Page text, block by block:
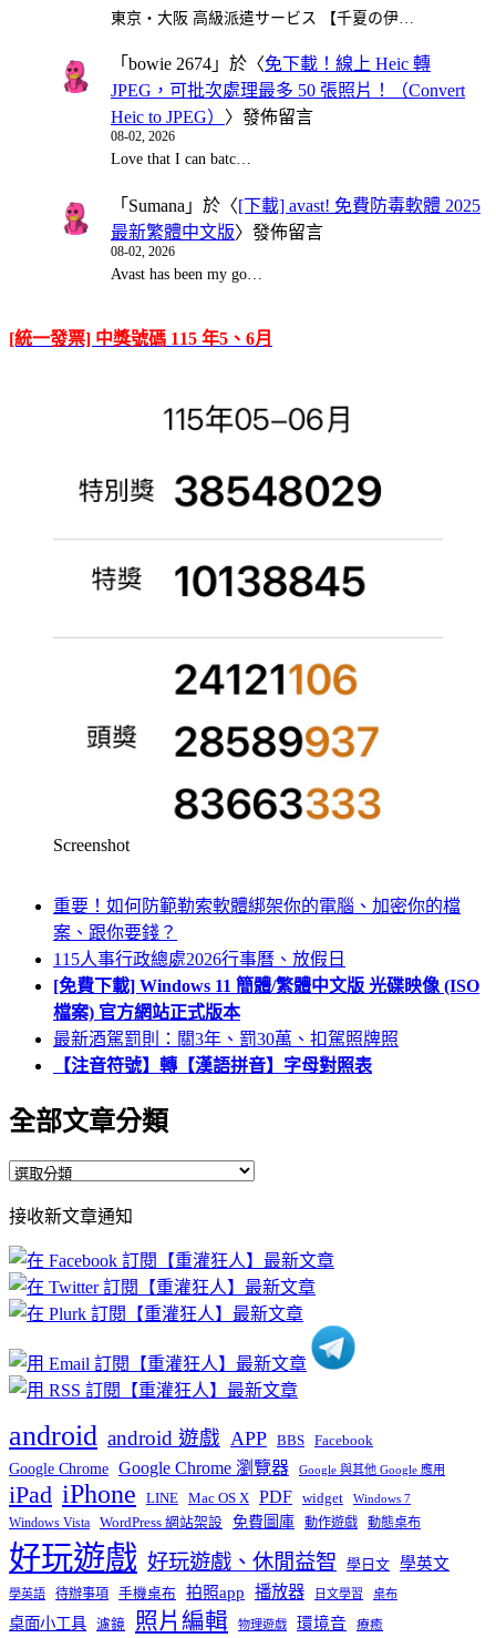
東京・大阪 高級派遣サービス 【千夏の伊…
「 bowie 2674 」於〈免下載！線上 Heic 轉
JPEG，可批次處理最多 50 張照片！（Convert
Heic to JPEG） 〉發佈留言
08-02, 2026
Love that I can batc…
「 Sumana 」於〈[下載] avast! 免費防毒軟體 2025
最新繁體中文版〉發佈留言
08-02, 2026
Avast has been my go…
[統一發票] 中獎號碼 115 年5、6月
Screenshot
重要！如何防範勒索軟體綁架你的電腦、加密你的檔
案、跟你要錢？
115人事行政總處2026行事曆、放假日
[免費下載] Windows 11 簡體/繁體中文版 光碟映像 (ISO
檔案) 官方網站正式版本
最新酒駕罰則：關3年、罰30萬、扣駕照牌照
【注音符號】轉【漢語拼音】字母對照表
全部文章分類
全
文
章
分
類
接收新文章通知
android android 遊戲 APP BBS Facebook
Google Chrome Google Chrome 瀏覽器 Google 與其他 Google 應用
iPad iPhone LINE Mac OS X PDF widget Windows 7
Windows Vista WordPress 網站架設 免費圖庫 動作遊戲 動態桌布
好玩遊戲 好玩遊戲、休閒益智 學日文 學英文
學英語 待辦事項 手機桌布 拍照app 播放器 日文學習 桌布
桌面小工具 濾鏡 照片編輯 物理遊戲 環境音 療癒